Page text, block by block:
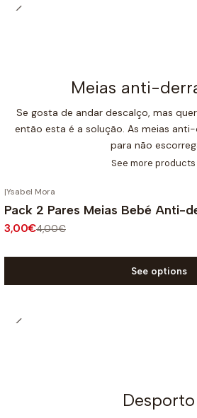
Meias anti-
Se gosta de andar descalço, mas
então esta é a solução. As meias
para não
See more products
-25% OFF
|Ysabel Mora
Pack 2 Pares Meias Bebé Anti-
3,00€4,00€
See options
Desporto